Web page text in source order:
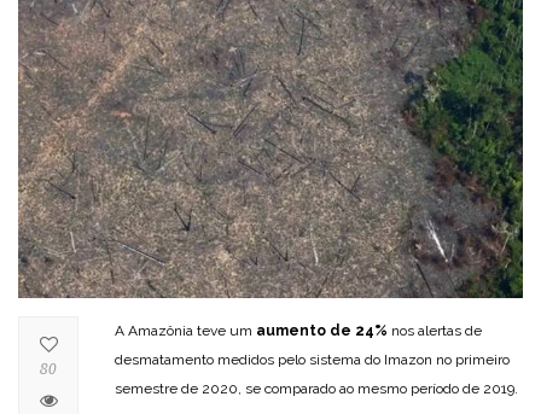
A Amazônia teve um aumento de 24% nos alertas de
desmatamento medidos pelo sistema do Imazon no primeiro
semestre de 2020, se comparado ao mesmo período de 2019.
80